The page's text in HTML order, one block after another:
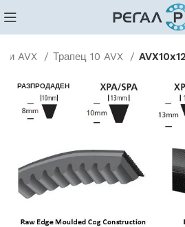
AVX Трапец 10 AVX
РАЗПРОДАДЕН